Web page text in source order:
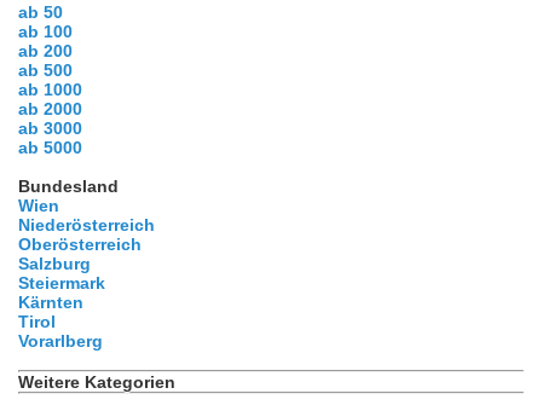
ab 50
ab 100
ab 200
ab 500
ab 1000
ab 2000
ab 3000
ab 5000
Bundesland
Wien
Niederösterreich
Oberösterreich
Salzburg
Steiermark
Kärnten
Tirol
Vorarlberg
Weitere Kategorien